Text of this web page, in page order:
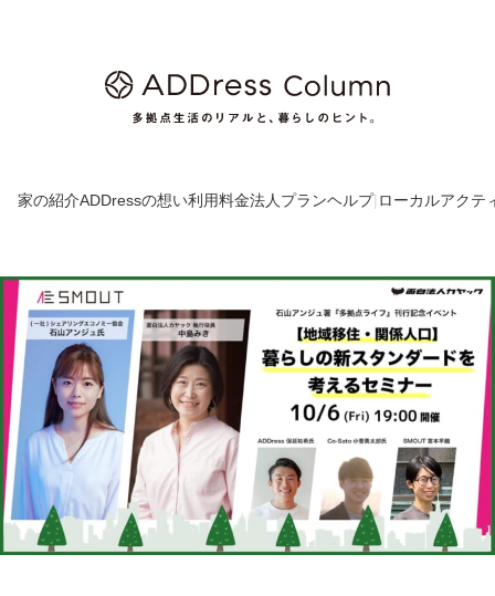
家の紹介ADDressの想い利用料金法人プランヘルプ| ローカルアクテ